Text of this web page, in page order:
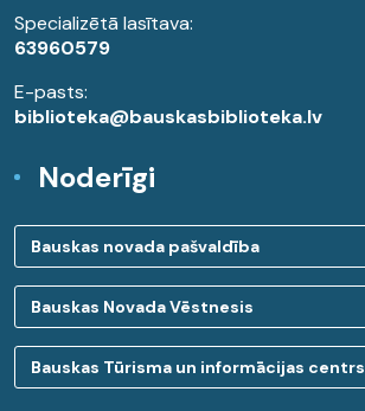
Specializētā lasītava:
63960579
E-pasts:
biblioteka@bauskasbiblioteka.lv
Noderīgi
Bauskas novada pašvaldība
Bauskas Novada Vēstnesis
Bauskas Tūrisma un informācijas centrs